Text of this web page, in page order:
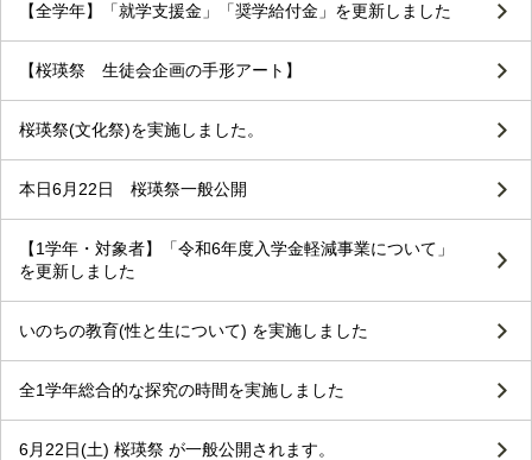
【全学年】「就学支援金」「奨学給付金」を更新しました
【桜瑛祭 生徒会企画の手形アート】
桜瑛祭(文化祭)を実施しました。
本日6月22日 桜瑛祭一般公開
【1学年・対象者】「令和6年度入学金軽減事業について」
を更新しました
いのちの教育(性と生について) を実施しました
全1学年総合的な探究の時間を実施しました
6月22日(土) 桜瑛祭 が一般公開されます。